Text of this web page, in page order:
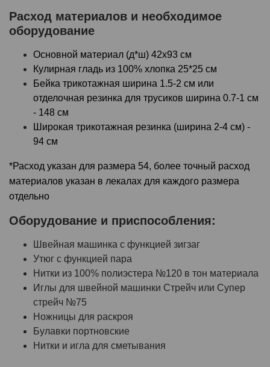
Расход материалов и необходимое
оборудование
Основной материал (д*ш) 42х93 см
Кулирная гладь из 100% хлопка 25*25 см
Бейка трикотажная ширина 1.5-2 см или
отделочная резинка для трусиков ширина 0.7-1 см
- 148 см
Широкая трикотажная резинка (ширина 2-4 см) -
94 см
*Расход указан для размера 54, более точный расход
материалов указан в лекалах для каждого размера
отдельно
Оборудование и приспособления:
Швейная машинка с функцией зигзаг
Утюг с функцией пара
Нитки из 100% полиэстера №120 в тон материала
Иглы для швейной машинки Стрейч или Супер
стрейч №75
Ножницы для раскроя
Булавки портновские
Нитки и игла для сметывания